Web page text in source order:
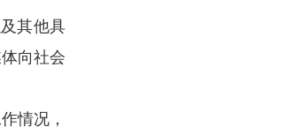
送审稿的责任单位，具体职